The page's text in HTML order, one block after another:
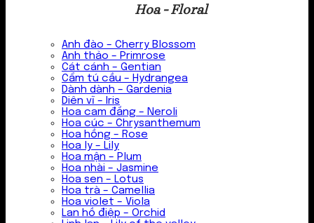
Hoa - Floral
Anh đào – Cherry Blossom
Anh thảo – Primrose
Cát cánh – Gentian
Cẩm tú cầu – Hydrangea
Dành dành – Gardenia
Diên vĩ – Iris
Hoa cam đắng – Neroli
Hoa cúc – Chrysanthemum
Hoa hồng – Rose
Hoa ly – Lily
Hoa mận – Plum
Hoa nhài – Jasmine
Hoa sen – Lotus
Hoa trà – Camellia
Hoa violet – Viola
Lan hồ điệp – Orchid